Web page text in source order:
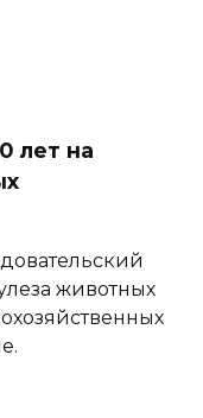
лет на
животных